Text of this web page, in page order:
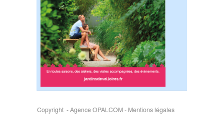
Copyright - Agence OPALCOM- Mentions légales